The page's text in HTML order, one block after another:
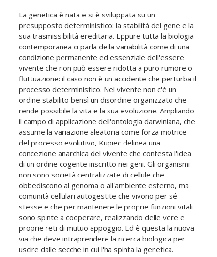
La genetica è nata e si è sviluppata su un
presupposto deterministico: la stabilità del gene e la
sua trasmissibilità ereditaria. Eppure tutta la biologia
contemporanea ci parla della variabilità come di una
condizione permanente ed essenziale dell'essere
vivente che non può essere ridotta a puro rumore o
fluttuazione: il caso non è un accidente che perturba il
processo deterministico. Nel vivente non c'è un
ordine stabilito bensì un disordine organizzato che
rende possibile la vita e la sua evoluzione. Ampliando
il campo di applicazione dell'ontologia darwiniana, che
assume la variazione aleatoria come forza motrice
del processo evolutivo, Kupiec delinea una
concezione anarchica del vivente che contesta l'idea
di un ordine cogente inscritto nei geni. Gli organismi
non sono società centralizzate di cellule che
obbediscono al genoma o all'ambiente esterno, ma
comunità cellulari autogestite che vivono per sé
stesse e che per mantenere le proprie funzioni vitali
sono spinte a cooperare, realizzando delle vere e
proprie reti di mutuo appoggio. Ed è questa la nuova
via che deve intraprendere la ricerca biologica per
uscire dalle secche in cui l'ha spinta la genetica.